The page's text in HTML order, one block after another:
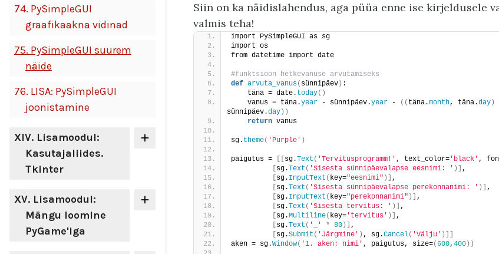
74. PySimpleGUI
graafikaakna vidinad
75. PySimpleGUI suurem
näide
76. LISA: PySimpleGUI
joonistamine
XIV. Lisamoodul:
Kasutajaliides.
Tkinter
XV. Lisamoodul:
Mängu loomine
PyGame'iga
Siin on ka näidislahendus, aga püüa enne ise kirjeldusele
valmis teha!
import PySimpleGUI as sg
import os
from datetime import date
#funktsioon hetkevanuse arvutamiseks
def arvuta_vanus( sünnipäev ) :
    täna = date.
today()
    vanus = täna.
year - sünnipäev.year - (( täna.month, täna.day )
sünnipäev.day ))
return vanus
sg. theme( 'Purple' )
paigutus = sg.Text ( 'Tervitusprogramm!' , text_color= 'black' ,
sg.Text ( 'Sisesta sünnipäevalapse eesnimi: ' )] ,
sg. InputText ( key="eesnimi" )] ,
sg.Text ( 'Sisesta sünnipäevalapse perekonnanimi: ' )] ,
sg. InputText ( key="perekonnanimi" )] ,
sg.Text ( 'Sisesta tervitus: ' )] ,
sg.Multiline( key= 'tervitus' )] ,
sg.Text ( '_' * 80 )] ,
sg.Submit ( 'Järgmine' ) , sg.Cancel( 'Välju' )]]
aken = sg.Window( '1. aken: nimi' , paigutus, size=( 600, 400 ))